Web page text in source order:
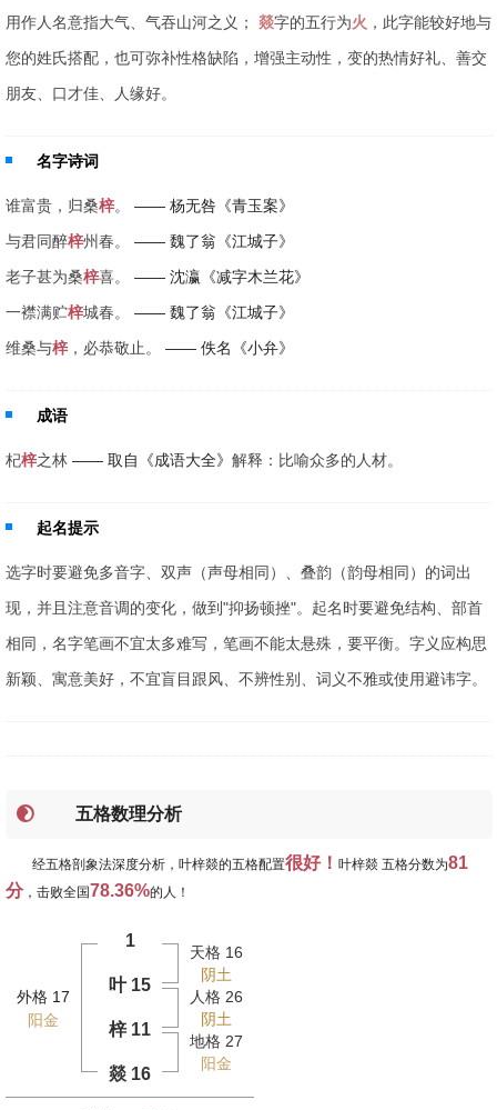
用作人名意指大气、气吞山河之义； 燚字的五行为火 ，此字能较好地与
您的姓氏搭配，也可弥补性格缺陷，增强主动性，变的热情好礼、善交
朋友、口才佳、人缘好。
名字诗词
谁富贵，归桑梓。
—— 杨无咎《青玉案》
与君同醉梓州春。
—— 魏了翁《江城子》
老子甚为桑梓喜。
—— 沈瀛《减字木兰花》
一襟满贮梓城春。
—— 魏了翁《江城子》
维桑与梓 ，必恭敬止。 —— 佚名《小弁》
成语
杞梓之林 —— 取自《成语大全》 解释：比喻众多的人材。
起名提示
选字时要避免多音字、双声（声母相同）、叠韵（韵母相同）的词出
现，并且注意音调的变化，做到"抑扬顿挫"。起名时要避免结构、部首
相同，名字笔画不宜太多难写，笔画不能太悬殊，要平衡。字义应构思
新颖、寓意美好，不宜盲目跟风、不辨性别、词义不雅或使用避讳字。
五格数理分析
经五格剖象法深度分析，叶梓燚的五格配置很好！ 叶梓燚 五格分数为81
分，击败全国78.36%的人！
外格 17
阳金
1
叶 15
梓 11
燚 16
天格 16
阴土
人格 26
阴土
地格 27
阳金